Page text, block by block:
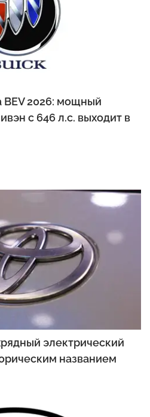
BEV 2026: мощный
с 646 л.с. выходит в
электрический
названием